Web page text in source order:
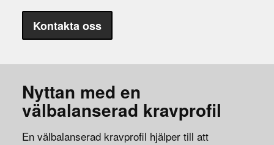
Kontakta oss
Nyttan med en
välbalanserad kravprofil
En välbalanserad kravprofil hjälper till att